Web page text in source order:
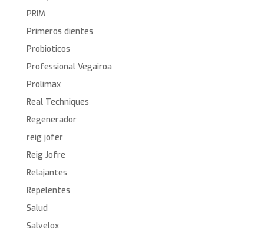
PRIM
Primeros dientes
Probioticos
Professional Vegairoa
Prolimax
Real Techniques
Regenerador
reig jofer
Reig Jofre
Relajantes
Repelentes
Salud
Salvelox